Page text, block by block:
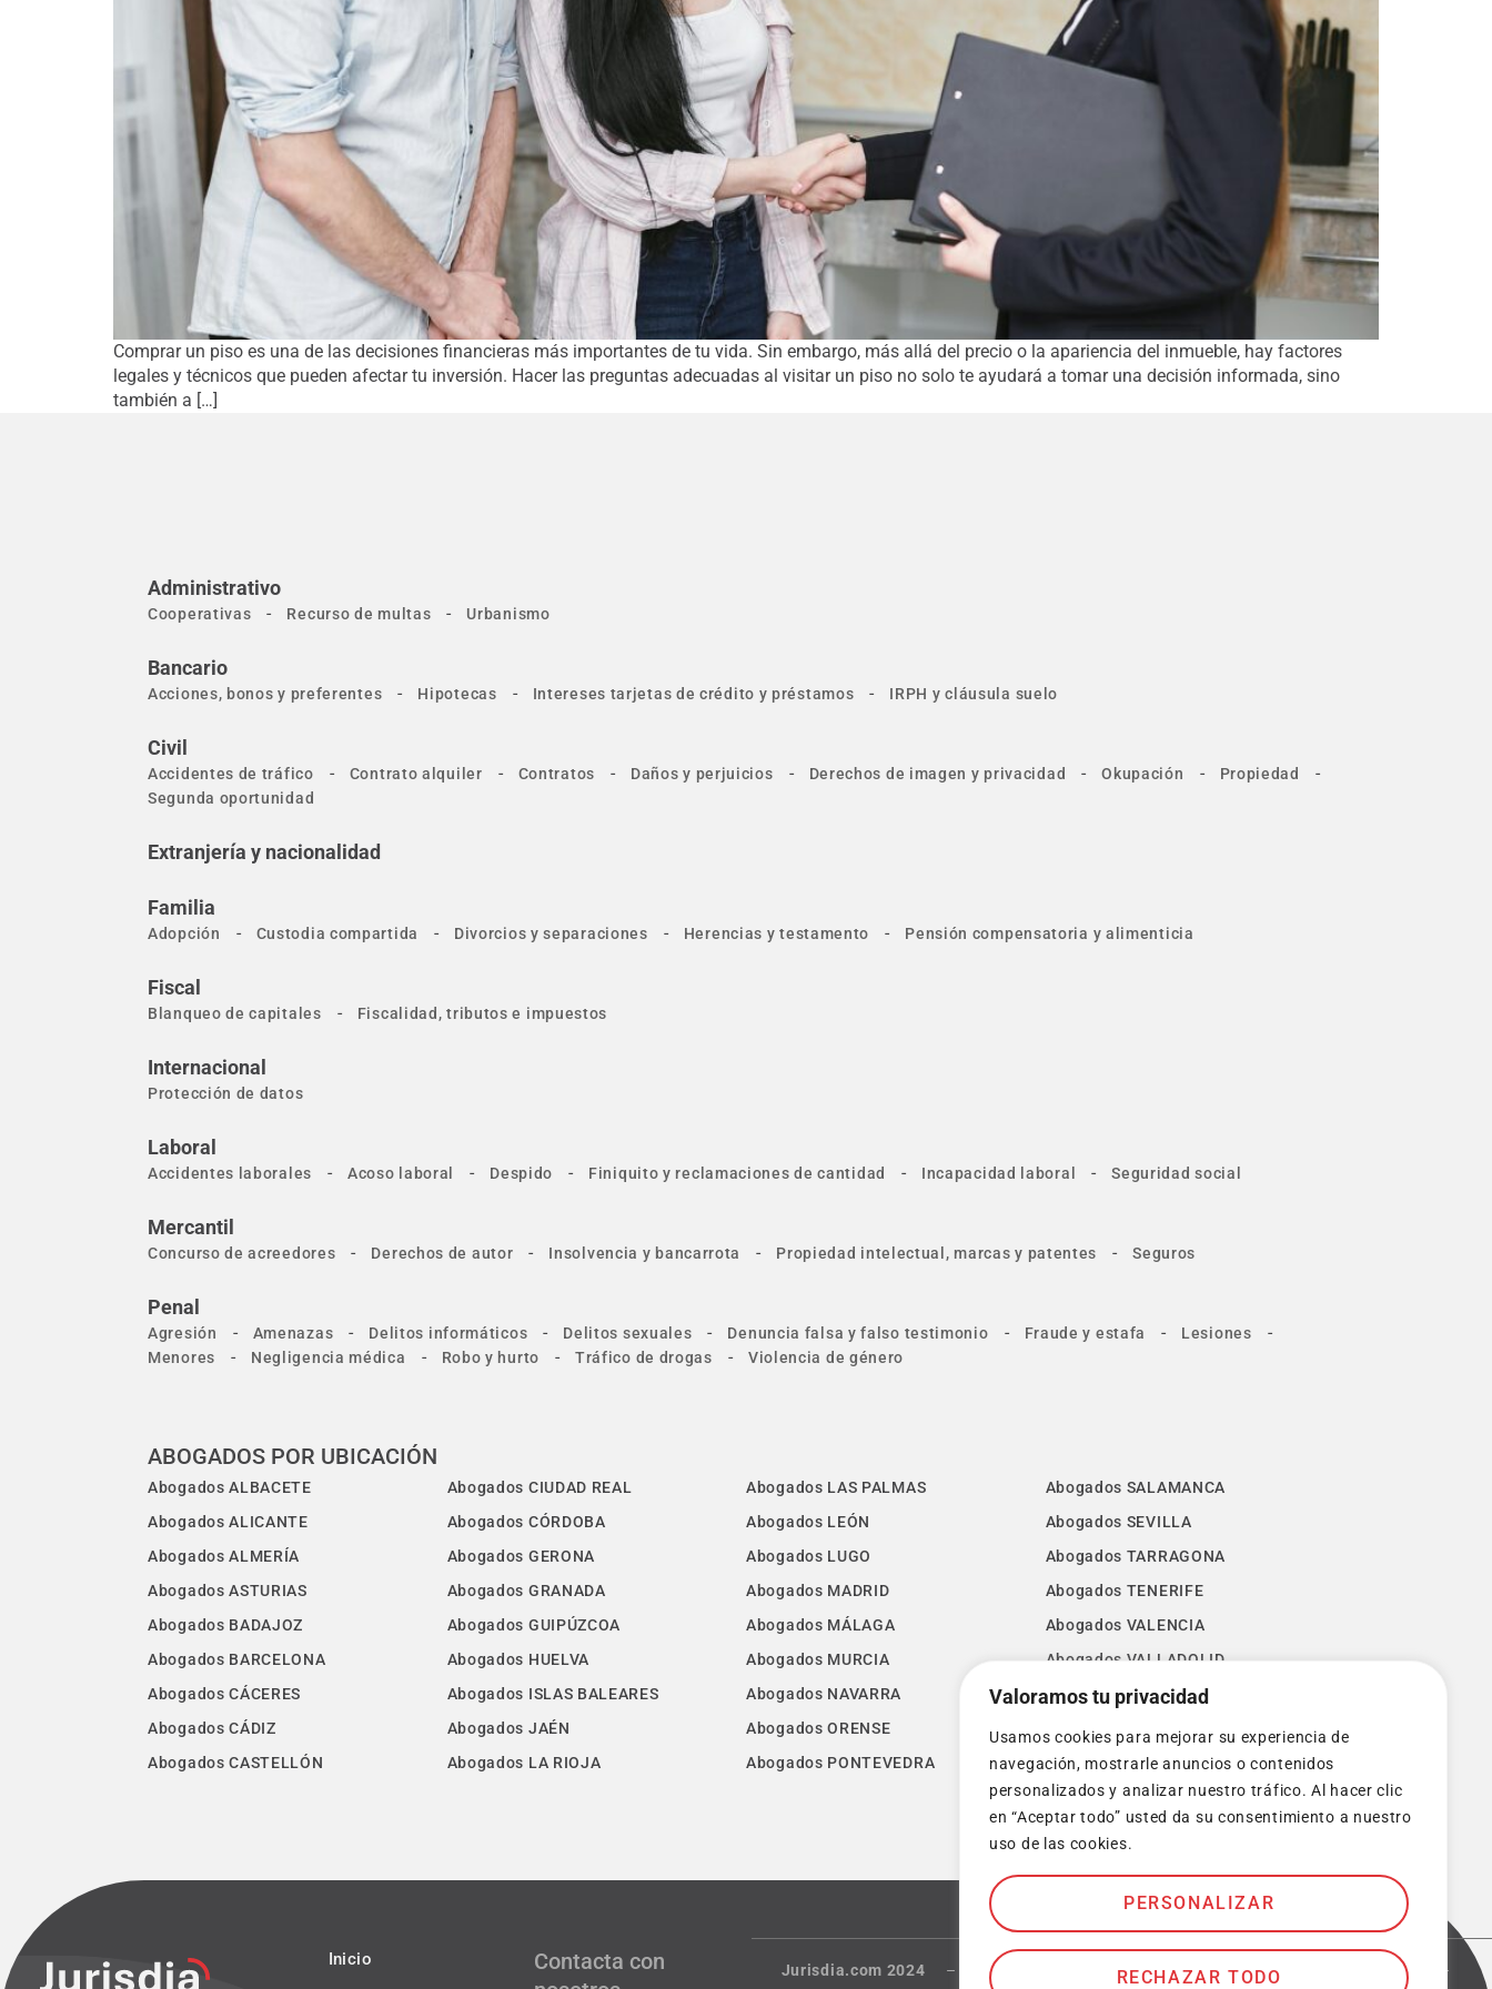
Valoramos tu privacidad
Usamos cookies para mejorar su experiencia de
navegación, mostrarle anuncios o contenidos
personalizados y analizar nuestro tráfico. Al hacer clic
en “Aceptar todo” usted da su consentimiento a nuestro
uso de las cookies.
PERSONALIZAR
RECHAZAR TODO
Comprar un piso es una de las decisiones financieras más importantes de tu vida. Sin embargo, más allá del precio o la apariencia del inmueble, hay factores
legales y técnicos que pueden afectar tu inversión. Hacer las preguntas adecuadas al visitar un piso no solo te ayudará a tomar una decisión informada, sino
también a […]
Administrativo
Cooperativas - Recurso de multas - Urbanismo
Bancario
Acciones, bonos y preferentes - Hipotecas - Intereses tarjetas de crédito y préstamos - IRPH y cláusula suelo
Civil
Accidentes de tráfico - Contrato alquiler - Contratos - Daños y perjuicios - Derechos de imagen y privacidad - Okupación - Propiedad -
Segunda oportunidad
Extranjería y nacionalidad
Familia
Adopción - Custodia compartida - Divorcios y separaciones - Herencias y testamento - Pensión compensatoria y alimenticia
Fiscal
Blanqueo de capitales - Fiscalidad, tributos e impuestos
Internacional
Protección de datos
Laboral
Accidentes laborales - Acoso laboral - Despido - Finiquito y reclamaciones de cantidad - Incapacidad laboral - Seguridad social
Mercantil
Concurso de acreedores - Derechos de autor - Insolvencia y bancarrota - Propiedad intelectual, marcas y patentes - Seguros
Penal
Agresión - Amenazas - Delitos informáticos - Delitos sexuales - Denuncia falsa y falso testimonio - Fraude y estafa - Lesiones -
Menores - Negligencia médica - Robo y hurto - Tráfico de drogas - Violencia de género
ABOGADOS POR UBICACIÓN
Abogados ALBACETE Abogados CIUDAD REAL Abogados LAS PALMAS
Abogados SALAMANCA
Abogados ALICANTE
Abogados CÓRDOBA Abogados LEÓN
Abogados SEVILLA
Abogados ALMERÍA
Abogados GERONA Abogados LUGO
Abogados TARRAGONA
Abogados ASTURIAS
Abogados GRANADA Abogados MADRID
Abogados TENERIFE
Abogados BADAJOZ
Abogados GUIPÚZCOA Abogados MÁLAGA
Abogados VALENCIA
Abogados BARCELONA
Abogados HUELVA Abogados MURCIA
Abogados VALLADOLID
Abogados CÁCERES
Abogados ISLAS BALEARES Abogados NAVARRA
Abogados VIZCAYA
Abogados CÁDIZ
Abogados JAÉN Abogados ORENSE
Abogados ZAMORA
Abogados CASTELLÓN
Abogados LA RIOJA Abogados PONTEVEDRA Abogados ZARAGOZA
Inicio
Contacta con
Jurisdia.com 2024 – Términos y condiciones Política de privacidad Cookies
–